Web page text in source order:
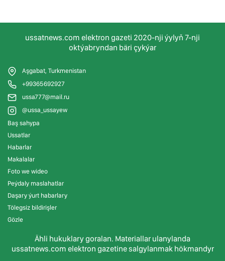
ussatnews.com elektron gazeti 2020-nji ýylyň 7-nji
oktýabryndan bäri çykýar
Aşgabat, Turkmenistan
+99365692927
ussa777@mail.ru
@ussa_ussayew
Baş sahypa
Ussatlar
Habarlar
Makalalar
Foto we wideo
Peýdaly maslahatlar
Daşary ýurt habarlary
Tölegsiz bildirişler
Gözle
Ähli hukuklary goralan. Materiallar ulanylanda
ussatnews.com elektron gazetine salgylanmak hökmandyr